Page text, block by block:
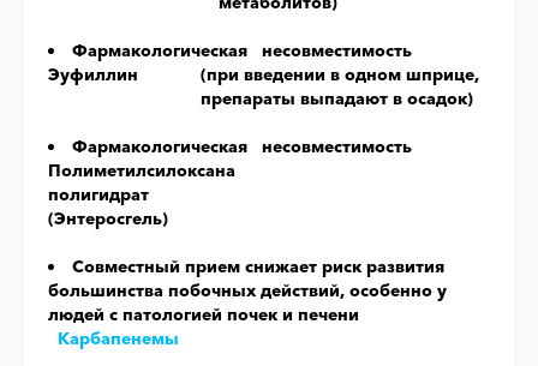
Фармакологическая несовместимость
Эуфиллин
(при введении в одном шприце,
препараты выпадают в осадок)
Фармакологическая несовместимость
Полиметилсилоксана
полигидрат
(Энтеросгель)
Совместный прием снижает риск развития
большинства побочных действий, особенно у
людей с патологией почек и печени
Карбапенемы